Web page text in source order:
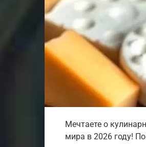
Мечтаете о
мира в 2026 году!